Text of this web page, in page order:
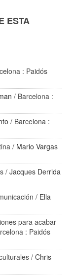
ESTA
: Paidós
/ Barcelona :
/ Barcelona :
/ Mario Vargas
/Jacques Derrida
/ Ella
para acabar
: Paidós
/Chris